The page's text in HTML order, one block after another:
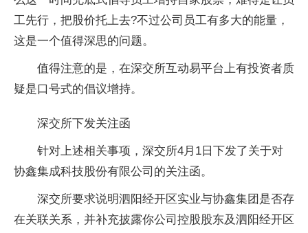
工先行，把股价托上去?不过公司员工有多大的能量，
这是一个值得深思的问题。
值得注意的是，在深交所互动易平台上有投资者质
疑是口号式的倡议增持。
深交所下发关注函
针对上述相关事项，深交所4月1日下发了关于对
协鑫集成科技股份有限公司的关注函。
深交所要求说明泗阳经开区实业与协鑫集团是否存
在关联关系，并补充披露你公司控股股东及泗阳经开区